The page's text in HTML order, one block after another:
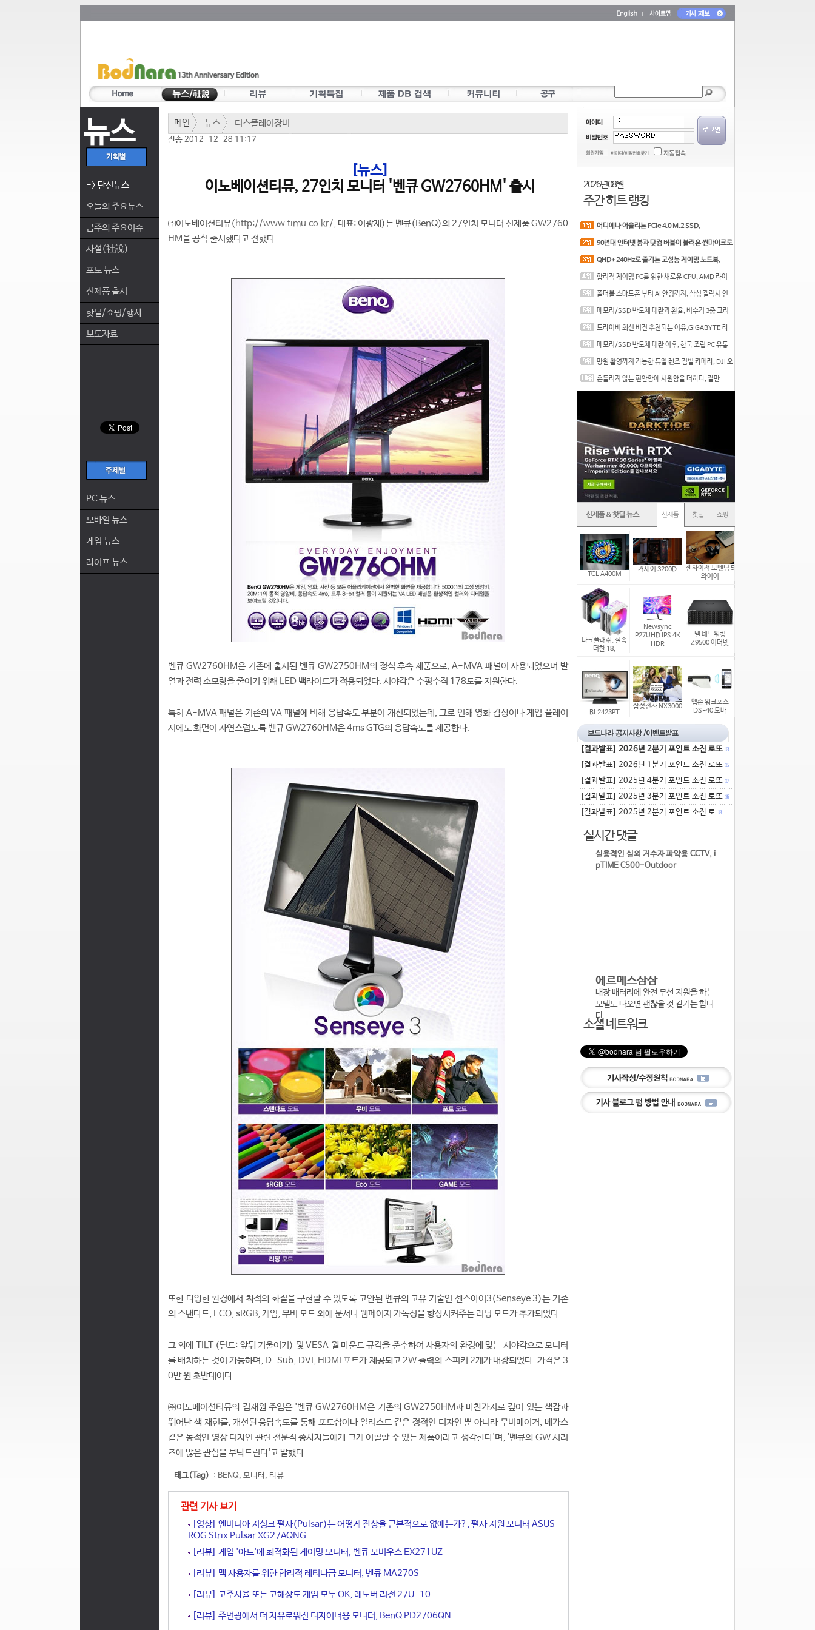
뉴스
-> 단신뉴스
오늘의 주요뉴스
금주의 주요이슈
사설(社說)
포토 뉴스
신제품 출시
핫딜/쇼핑/행사
보도자료
PC 뉴스
모바일 뉴스
게임 뉴스
라이프 뉴스
메인 뉴스 디스플레이장비
전송 2012-12-28 11:17
[뉴스]
이노베이션티뮤, 27인치 모니터 '벤큐 GW2760HM' 출시
㈜이노베이션티뮤(http://www.timu.co.kr/, 대표: 이광재)는 벤큐(BenQ)의 27인치 모니터 신제품 GW2760
HM을 공식 출시했다고 전했다.
벤큐 GW2760HM은 기존에 출시된 벤큐 GW2750HM의 정식 후속 제품으로, A-MVA 패널이 사용되었으며 발
열과 전력 소모량을 줄이기 위해 LED 백라이트가 적용되었다. 시야각은 수평수직 178도를 지원한다.
특히 A-MVA 패널은 기존의 VA 패널에 비해 응답속도 부분이 개선되었는데, 그로 인해 영화 감상이나 게임 플레이
시에도 화면이 자연스럽도록 벤큐 GW2760HM은 4ms GTG의 응답속도를 제공한다.
또한 다양한 환경에서 최적의 화질을 구현할 수 있도록 고안된 벤큐의 고유 기술인 센스아이3(Senseye 3)는 기존
의 스탠다드, ECO, sRGB, 게임, 무비 모드 외에 문서나 웹페이지 가독성을 향상시켜주는 리딩 모드가 추가되었다.
그 외에 TILT (틸트: 앞뒤 기울이기) 및 VESA 월 마운트 규격을 준수하여 사용자의 환경에 맞는 시야각으로 모니터
를 배치하는 것이 가능하며, D-Sub, DVI, HDMI 포트가 제공되고 2W 출력의 스피커 2개가 내장되었다. 가격은 3
0만 원 초반대이다.
㈜이노베이션티뮤의 김재원 주임은 '벤큐 GW2760HM은 기존의 GW2750HM과 마찬가지로 깊이 있는 색감과
뛰어난 색 재현률, 개선된 응답속도를 통해 포토샵이나 일러스트 같은 정적인 디자인 뿐 아니라 무비메이커, 베가스
같은 동적인 영상 디자인 관련 전문직 종사자들에게 크게 어필할 수 있는 제품이라고 생각한다'며, '벤큐의 GW 시리
즈에 많은 관심을 부탁드린다'고 말했다.
태그(Tag) : BENQ, 모니터 , 티뮤
관련 기사 보기
[영상] 엔비디아 지싱크 펄사(Pulsar)는 어떻게 잔상을 근본적으로 없애는가?, 펄사 지원 모니터 ASUS
ROG Strix Pulsar XG27AQNG
[리뷰] 게임 '아트'에 최적화된 게이밍 모니터, 벤큐 모비우스 EX271UZ
[리뷰] 맥 사용자를 위한 합리적 레티나급 모니터, 벤큐 MA270S
[리뷰] 고주사율 또는 고해상도 게임 모두 OK, 레노버 리전 27U-10
[리뷰] 주변광에서 더 자유로워진 디자이너용 모니터, BenQ PD2706QN
2026년 08월
주간 히트 랭킹
어디에나 어울리는 PCIe 4.0 M.2 SSD,
90년대 인터넷 붐과 닷컴 버블이 불러온 썬마이크로
QHD+ 240Hz로 즐기는 고성능 게이밍 노트북,
합리적 게이밍 PC를 위한 새로운 CPU, AMD 라이
폴더블 스마트폰 부터 AI 안경까지, 삼성 갤럭시 언
메모리/SSD 반도체 대란과 환율, 비수기 3중 크리
드라이버 최신 버전 추천되는 이유,GIGABYTE 라
메모리/SSD 반도체 대란 이후, 한국 조립 PC 유통
망원 촬영까지 가능한 듀얼 렌즈 짐벌 카메라, DJI 오
흔들리지 않는 편안함에 시원함을 더하다, 잘만
TCL A400M
커세어 3200D
젠하이저 모멘텀 5
와이어
다크플래쉬, 실속
더한 18,
Newsync
P27UHD IPS 4K
HDR
델 네트워킹
Z9500 이더넷
BL2423PT
삼성전자 NX3000
엡손 워크포스
DS-40 모바
[결과발표] 2026년 2분기 포인트 소진 로또 13
[결과발표] 2026년 1분기 포인트 소진 로또 15
[결과발표] 2025년 4분기 포인트 소진 로또 17
[결과발표] 2025년 3분기 포인트 소진 로또 16
[결과발표] 2025년 2분기 포인트 소진 로 18
실시간 댓글
실용적인 실외 거수자 파악용 CCTV, i
pTIME C500-Outdoor
에르메스삼삼
내장 배터리에 완전 무선 지원을 하는
모델도 나오면 괜찮을 것 같기는 합니
다.
소셜 네트워크